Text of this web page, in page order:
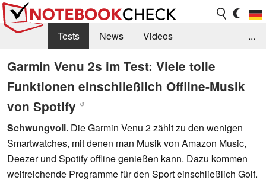
Tests News
Videos
Benchmarks & Tech
Externe Tests
Kaufberatung
Deals Suche
Jobs
Forum
...
Garmin Venu 2s im Test: Viele tolle
Funktionen einschließlich Offline-Musik
von Spotify ↺
Schwungvoll. Die Garmin Venu 2 zählt zu den wenigen
Smartwatches, mit denen man Musik von Amazon Music,
Deezer und Spotify offline genießen kann. Dazu kommen
weitreichende Programme für den Sport einschließlich Golf.